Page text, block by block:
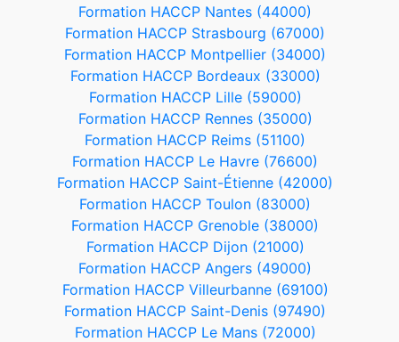
Formation HACCP Nantes (44000)
Formation HACCP Strasbourg (67000)
Formation HACCP Montpellier (34000)
Formation HACCP Bordeaux (33000)
Formation HACCP Lille (59000)
Formation HACCP Rennes (35000)
Formation HACCP Reims (51100)
Formation HACCP Le Havre (76600)
Formation HACCP Saint-Étienne (42000)
Formation HACCP Toulon (83000)
Formation HACCP Grenoble (38000)
Formation HACCP Dijon (21000)
Formation HACCP Angers (49000)
Formation HACCP Villeurbanne (69100)
Formation HACCP Saint-Denis (97490)
Formation HACCP Le Mans (72000)